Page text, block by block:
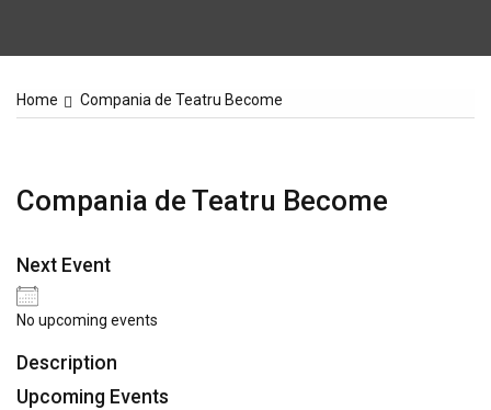
Home Compania de Teatru Become
Compania de Teatru Become
Next Event
No upcoming events
Description
Upcoming Events